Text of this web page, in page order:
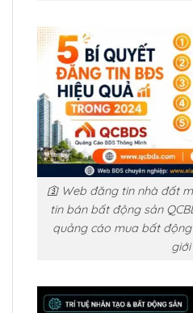
🛐 Web đăng tin nhà đất
tin bán bất động sản
quảng cáo mua bất
giới